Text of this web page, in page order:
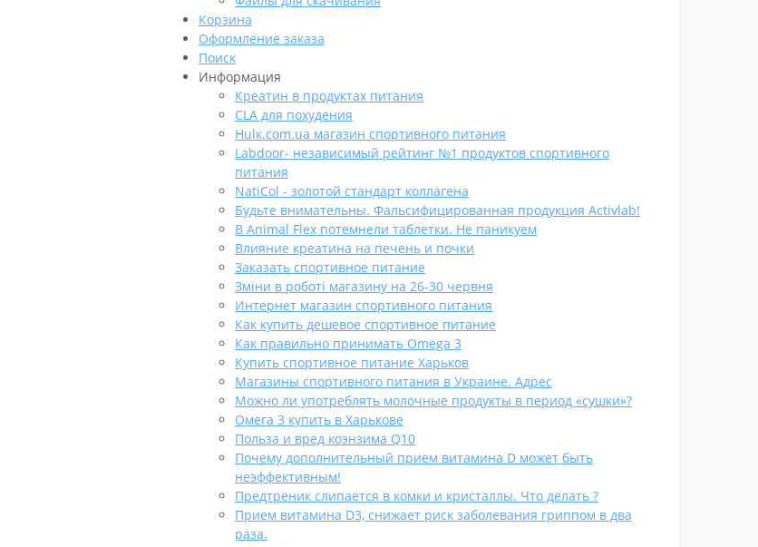
Корзина
Оформление заказа
Поиск
Информация
Креатин в продуктах питания
CLA для похудения
Hulк.com.ua магазин спортивного питания
Labdoor- независимый рейтинг №1 продуктов спортивного
питания
NatiCol - золотой стандарт коллагена
Будьте внимательны. Фальсифицированная продукция Activlab!
В Animal Flex потемнели таблетки. Не паникуем
Влияние креатина на печень и почки
Заказать спортивное питание
Зміни в роботі магазину на 26-30 червня
Интернет магазин спортивного питания
Как купить дешевое спортивное питание
Как правильно принимать Omega 3
Купить спортивное питание Харьков
Магазины спортивного питания в Украине. Адрес
Можно ли употреблять молочные продукты в период «сушки»?
Омега 3 купить в Харькове
Польза и вред коэнзима Q10
Почему дополнительный прием витамина D может быть
неэффективным!
Предтреник слипается в комки и кристаллы. Что делать ?
Прием витамина D3, снижает риск заболевания гриппом в два
раза.